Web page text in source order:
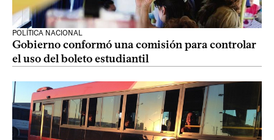
POLÍTICA NACIONAL
Gobierno conformó una comisión para controlar
el uso del boleto estudiantil